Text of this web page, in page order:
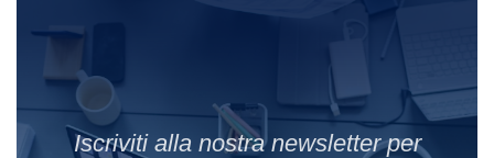
Iscriviti alla nostra newsletter per